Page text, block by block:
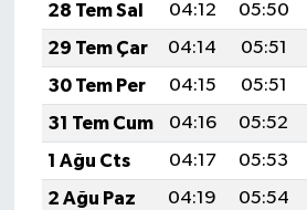
28 Tem Sal
04:12 05:50
29 Tem Çar
04:14 05:51
30 Tem Per
04:15 05:51
31 Tem Cum
04:16 05:52
1 Ağu Cts
04:17 05:53
2 Ağu Paz
04:19 05:54